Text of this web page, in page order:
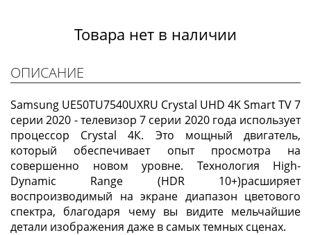
Товара нет в наличии
ОПИСАНИЕ
Samsung UE50TU7540UXRU Crystal UHD 4K Smart TV 7
серии 2020 - телевизор 7 серии 2020 года использует
процессор Crystal 4К. Это мощный двигатель,
который обеспечивает опыт просмотра на
совершенно новом уровне. Технология High-
Dynamic Range (HDR 10+)расширяет
воспроизводимый на экране диапазон цветового
спектра, благодаря чему вы видите мельчайшие
детали изображения даже в самых темных сценах.